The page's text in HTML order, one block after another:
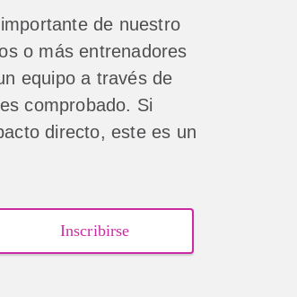
de nuestro
o más entrenadores
equipo a través de
comprobado. Si
directo, este es un
Inscribirse